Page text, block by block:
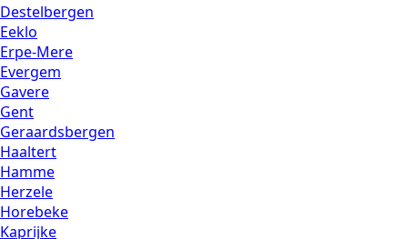
Destelbergen
Eeklo
Erpe-Mere
Evergem
Gavere
Gent
Geraardsbergen
Haaltert
Hamme
Herzele
Horebeke
Kaprijke